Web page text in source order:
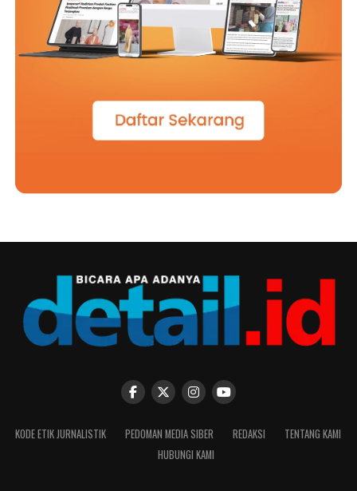
KODE ETIK JURNALISTIK PEDOMAN MEDIA SIBER REDAKSI
TENTANG KAMI
HUBUNGI KAMI